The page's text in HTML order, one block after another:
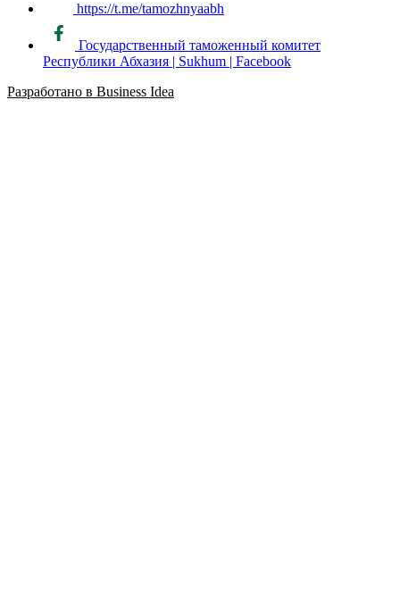
https://t.me/tamozhnyaabh
Государственный таможенный комитет
Республики Абхазия | Sukhum | Facebook
Разработано в Business Idea